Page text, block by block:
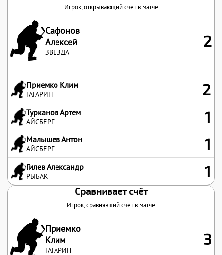
Игрок, открывающий счёт в матче
Сафонов
Алексей
ЗВЕЗДА
2
Приемко Клим
ГАГАРИН 2
Турканов Артем
АЙСБЕРГ 1
Малышев Антон
АЙСБЕРГ 1
Гилев Александр
РЫБАК 1
Сравнивает счёт
Игрок, сравнявший счёт в матче
Приемко
Клим
ГАГАРИН
3